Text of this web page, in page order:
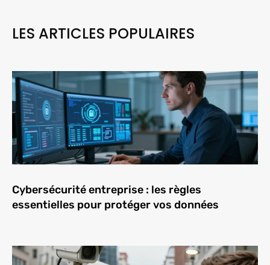
LES ARTICLES POPULAIRES
Cybersécurité entreprise : les règles
essentielles pour protéger vos données